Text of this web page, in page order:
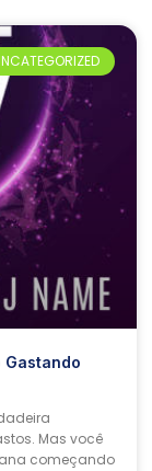
Gastando
Mas você
começando